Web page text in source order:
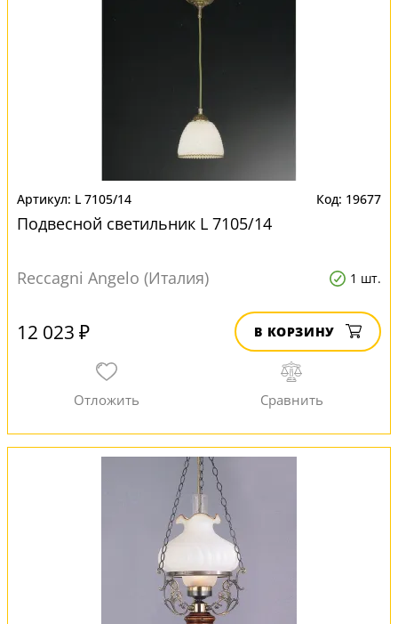
L 7105/14 19677
Подвесной светильник L 7105/14
Reccagni Angelo (Италия) 1 шт.
12 023 ₽ В КОРЗИНУ